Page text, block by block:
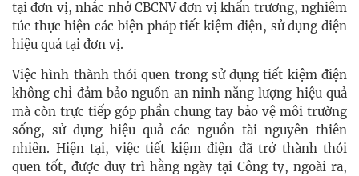
tại đơn vị, nhắc nhở CBCNV đơn vị khẩn trương, nghiêm
túc thực hiện các biện pháp tiết kiệm điện, sử dụng điện
hiệu quả tại đơn vị.
Việc hình thành thói quen trong sử dụng tiết kiệm điện
không chỉ đảm bảo nguồn an ninh năng lượng hiệu quả
mà còn trực tiếp góp phần chung tay bảo vệ môi trường
sống, sử dụng hiệu quả các nguồn tài nguyên thiên
nhiên. Hiện tại, việc tiết kiệm điện đã trở thành thói
quen tốt, được duy trì hằng ngày tại Công ty, ngoài ra,